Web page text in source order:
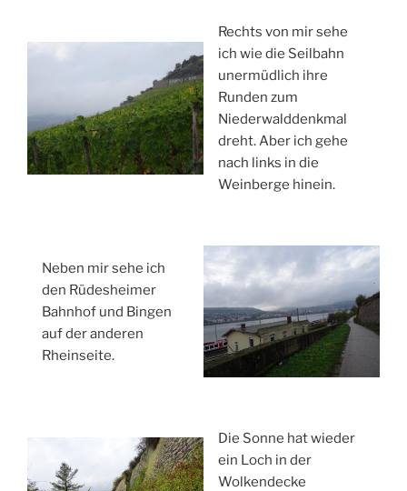
Rechts von mir sehe
ich wie die Seilbahn
unermüdlich ihre
Runden zum
Niederwalddenkmal
dreht. Aber ich gehe
nach links in die
Weinberge hinein.
Neben mir sehe ich
den Rüdesheimer
Bahnhof und Bingen
auf der anderen
Rheinseite.
Die Sonne hat wieder
ein Loch in der
Wolkendecke